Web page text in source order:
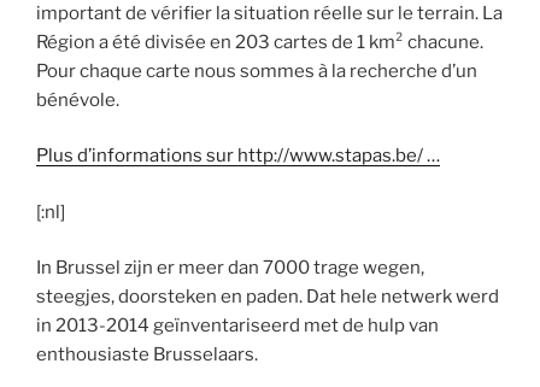
important de vérifier la situation réelle sur le terrain. La
Région a été divisée en 203 cartes de 1 km² chacune.
Pour chaque carte nous sommes à la recherche d’un
bénévole.
Plus d’informations sur http://www.stapas.be/ …
[:nl]
In Brussel zijn er meer dan 7000 trage wegen,
steegjes, doorsteken en paden. Dat hele netwerk werd
in 2013-2014 geïnventariseerd met de hulp van
enthousiaste Brusselaars.